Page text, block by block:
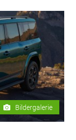
Bildergalerie